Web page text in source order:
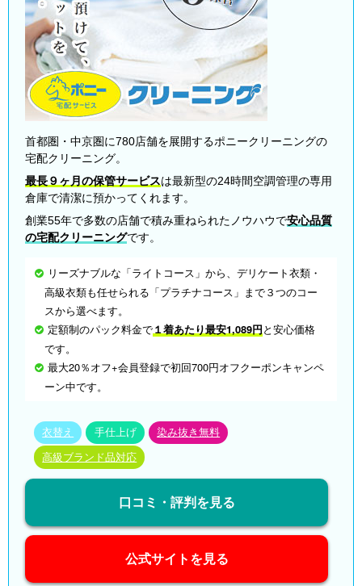
首都圏・中京圏に780店舗を展開するポニークリーニングの
宅配クリーニング。
最長９ヶ月の保管サービスは最新型の24時間空調管理の専用
倉庫で清潔に預かってくれます。
創業55年で多数の店舗で積み重ねられたノウハウで安心品質
の宅配クリーニングです。
リーズナブルな「ライトコース」から、デリケート衣類・
高級衣類も任せられる「プラチナコース」まで３つのコー
スから選べます。
定額制のパック料金で１着あたり最安1,089円と安心価格
です。
最大20％オフ+会員登録で初回700円オフクーポンキャンペ
ーン中です。
衣替え 手仕上げ 染み抜き無料
高級ブランド品対応
口コミ・評判を見る
公式サイトを見る